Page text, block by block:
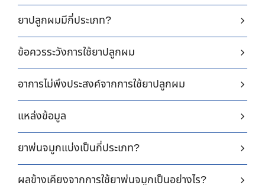
ยาปลูกผมมีกี่ประเภท?
ข้อควรระวังการใช้ยาปลูกผม
อาการไม่พึงประสงค์จากการใช้ยาปลูกผม
แหล่งข้อมูล
ยาพ่นจมูกแบ่งเป็นกี่ประเภท?
ผลข้างเคียงจากการใช้ยาพ่นจมูกเป็นอย่างไร?